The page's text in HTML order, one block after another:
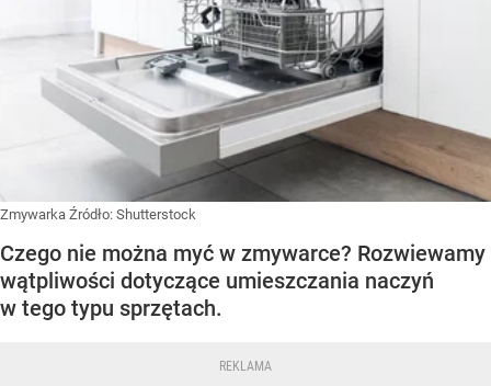
Zmywarka Źródło: Shutterstock
Czego nie można myć w zmywarce? Rozwiewamy
wątpliwości dotyczące umieszczania naczyń
w tego typu sprzętach.